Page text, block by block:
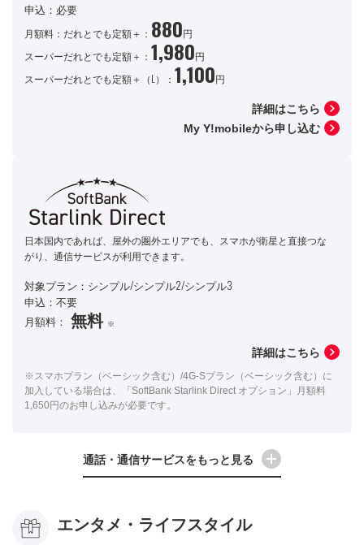
申込：必要
月額料：だれとでも定額＋： 880円
スーパーだれとでも定額＋： 1,980円
スーパーだれとでも定額＋（L）： 1,100円
詳細はこちら
My Y!mobileから申し込む
日本国内であれば、屋外の圏外エリアでも、スマホが衛星と直接つな
がり、通信サービスが利用できます。
対象プラン：シンプル/シンプル2/シンプル3
申込：不要
月額料： 無料 ※
詳細はこちら
※スマホプラン（ベーシック含む）/4G-Sプラン（ベーシック含む）に
加入している場合は、「SoftBank Starlink Direct オプション」月額料
1,650円のお申し込みが必要です。
通話・通信サービスをもっと見る
エンタメ・ライフスタイル